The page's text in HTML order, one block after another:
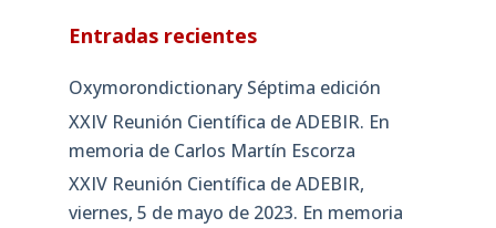
Entradas recientes
Oxymorondictionary Séptima edición
XXIV Reunión Científica de ADEBIR. En
memoria de Carlos Martín Escorza
XXIV Reunión Científica de ADEBIR,
viernes, 5 de mayo de 2023. En memoria